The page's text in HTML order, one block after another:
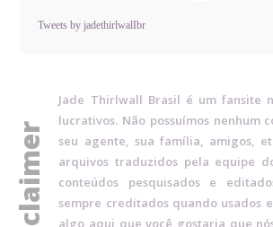
Tweets by jadethirlwalIbr
disclaimer
Jade Thirlwall Brasil é um fansite
lucrativos. Não possuímos nenhum
seu agente, sua família, amigos,
arquivos traduzidos pela equipe
conteúdos pesquisados e
sempre creditados quando usados
algo aqui que você gostaria que